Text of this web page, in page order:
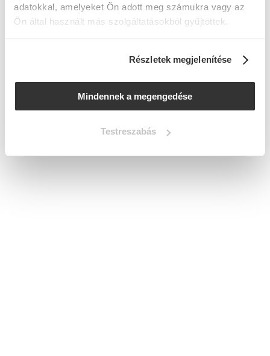
adatokkal, amelyeket Ön adott meg számukra vagy az
Ön által használt más szolgáltatásokból gyűjtöttek.
Részletek megjelenítése
Mindennek a megengedése
Testreszabás